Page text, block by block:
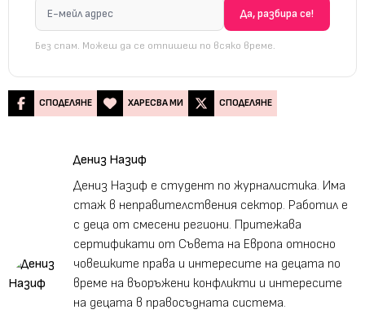
Без спам. Можеш да се отпишеш по всяко време.
СПОДЕЛЯНЕ ХАРЕСВА МИ СПОДЕЛЯНЕ
Дениз Назиф
Дениз Назиф е студент по журналистика. Има
стаж в неправителствения сектор. Работил е
с деца от смесени региони. Притежава
сертификати от Съвета на Европа относно
човешките права и интересите на децата по
време на въоръжени конфликти и интересите
на децата в правосъдната система.